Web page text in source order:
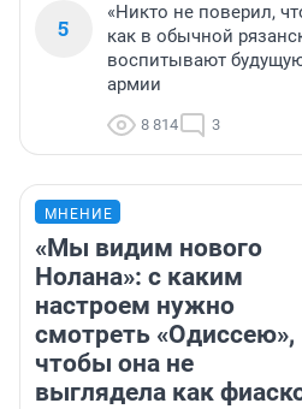
5
«Никто не поверил,
как в обычной
воспитывают
армии
8 814 3
МНЕНИЕ
«Мы видим нового
Нолана»: с каким
настроем нужно
смотреть «Одиссею»,
чтобы она не
выглядела как